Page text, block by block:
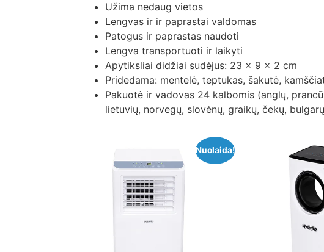
Užima nedaug vietos
Lengvas ir ir paprastai valdomas
Patogus ir paprastas naudoti
Lengva transportuoti ir laikyti
Apytiksliai didžiai sudėjus: 23 x 9 x 2 cm
Pridedama: mentelė, teptukas, šakutė,
Pakuotė ir vadovas 24 kalbomis (anglų,
lietuvių, norvegų, slovėnų, graikų, čekų,
Nuolaida!